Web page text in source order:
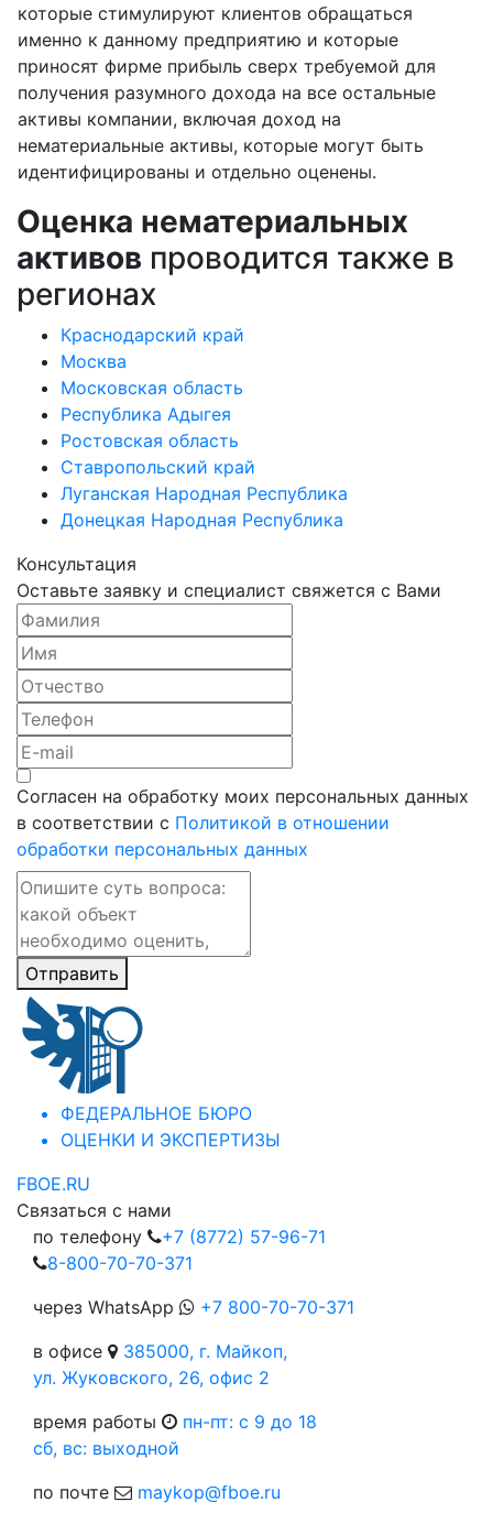
которые стимулируют клиентов обращаться
именно к данному предприятию и которые
приносят фирме прибыль сверх требуемой для
получения разумного дохода на все остальные
активы компании, включая доход на
нематериальные активы, которые могут быть
идентифицированы и отдельно оценены.
Оценка нематериальных
активов проводится также в
регионах
Краснодарский край
Москва
Московская область
Республика Адыгея
Ростовская область
Ставропольский край
Луганская Народная Республика
Донецкая Народная Республика
Консультация
Оставьте заявку и специалист свяжется с Вами
Согласен на обработку моих персональных данных
в соответствии с Политикой в отношении
обработки персональных данных
Отправить
ФЕДЕРАЛЬНОЕ БЮРО
ОЦЕНКИ И ЭКСПЕРТИЗЫ
FBOE.RU
Связаться с нами
по телефону
+7 (8772) 57-96-71
8-800-70-70-371
через WhatsApp
+7 800-70-70-371
в офисе
385000, г. Майкоп,
ул. Жуковского, 26, офис 2
время работы
пн-пт: c 9 до 18
сб, вс: выходной
по почте
maykop@fboe.ru